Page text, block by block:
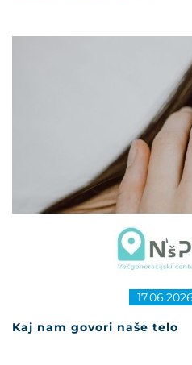
Kaj nam govori naše telo